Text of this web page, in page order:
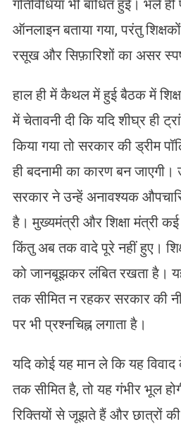
गतिविधियाँ भी बाधित हुईं। भले ही
ऑनलाइन बताया गया, परंतु
रसूख और सिफ़ारिशों का असर
हाल ही में कैथल में हुई बैठक में
में चेतावनी दी कि यदि शीघ्र ही
किया गया तो सरकार की ड्रीम
ही बदनामी का कारण बन
सरकार ने उन्हें अनावश्यक
है। मुख्यमंत्री और शिक्षा मंत्री
किंतु अब तक वादे पूरे नहीं हुए।
को जानबूझकर लंबित रखता है।
तक सीमित न रहकर सरकार की
पर भी प्रश्नचिह्न लगाता है।
यदि कोई यह मान ले कि यह
तक सीमित है, तो यह गंभीर भूल
रिक्तियों से जूझते हैं और छात्रों